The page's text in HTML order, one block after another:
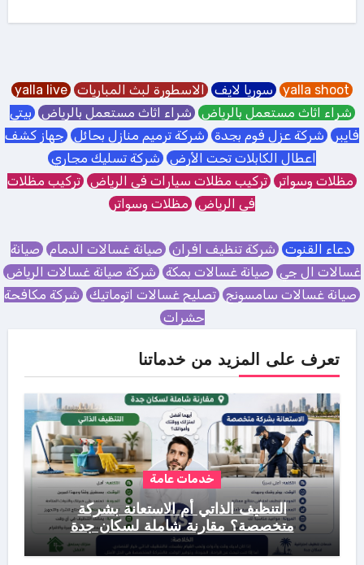
yalla shoot سوريا لايف الاسطورة لبث المباريات yalla live
شراء اثاث مستعمل بالرياض شراء اثاث مستعمل بالرياض بيتي
فايبر شركة عزل فوم بجدة شركة ترميم منازل بحائل جهاز كشف
اعطال الكابلات تحت الأرض شركة تسليك مجاري
مظلات وسواتر تركيب مظلات سيارات في الرياض تركيب مظلات
في الرياض مظلات وسواتر
دعاء القنوت شركة تنظيف افران صيانة غسالات الدمام صيانة
غسالات ال جي صيانة غسالات بمكة شركة صيانة غسالات الرياض
صيانة غسالات سامسونج تصليح غسالات اتوماتيك شركة مكافحة
حشرات
تعرف على المزيد من خدماتنا
خدمات عامة
التنظيف الذاتي أم الاستعانة بشركة
متخصصة؟ مقارنة شاملة لسكان جدة